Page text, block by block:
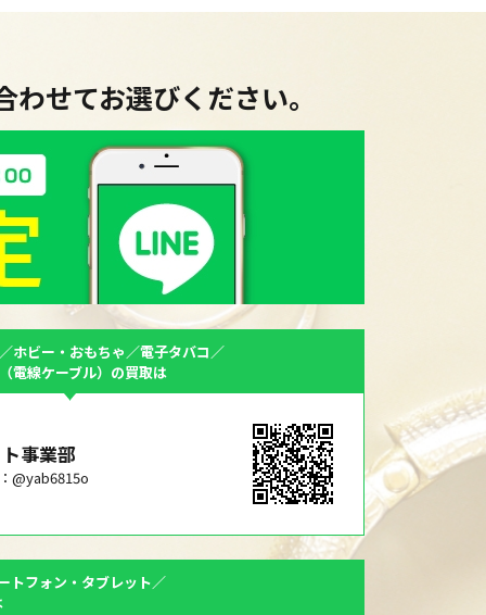
せてお選びください。
ホビー・おもちゃ／電子タバコ／
電線ケーブル）の買取は
事業部
@yab6815o
トフォン・タブレット／